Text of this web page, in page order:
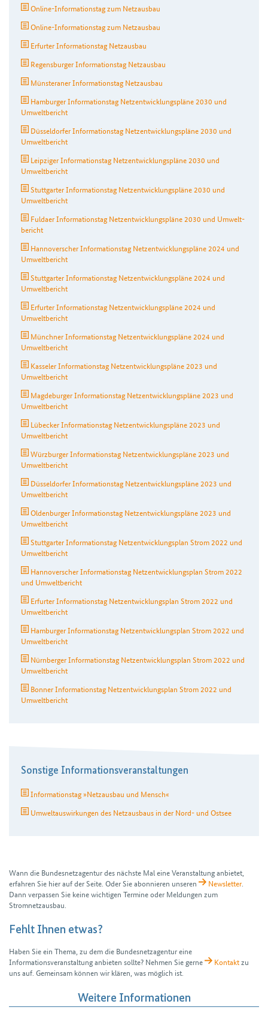
Online-Informationstag zum Netzausbau
Online-Informationstag zum Netzausbau
Erfurter Informationstag Netzausbau
Regensburger Informationstag Netzausbau
Münsteraner Informationstag Netzausbau
Hamburger Informations­tag Netz­entwicklungspläne 2030 und
Umwelt­bericht
Düsseldorfer Informations­tag Netz­entwicklungspläne 2030 und
Umweltbericht
Leipziger Informations­tag Netz­entwicklungspläne 2030 und
Umwelt­bericht
Stuttgarter Informations­tag Netz­entwicklungspläne 2030 und
Umwelt­bericht
Fuldaer Informations­tag Netz­ent­wicklungs­pläne 2030 und Umwelt­
bericht
Hannoverscher Informationstag Netzentwicklungspläne 2024 und
Umweltbericht
Stuttgarter Informationstag Netzentwicklungspläne 2024 und
Umweltbericht
Erfurter Informationstag Netzentwicklungspläne 2024 und
Umweltbericht
Münchner Informationstag Netzentwicklungspläne 2024 und
Umweltbericht
Kasseler Informationstag Netzentwicklungspläne 2023 und
Umweltbericht
Magdeburger Informationstag Netzentwicklungspläne 2023 und
Umweltbericht
Lübecker Informationstag Netzentwicklungspläne 2023 und
Umweltbericht
Würzburger Informationstag Netzentwicklungspläne 2023 und
Umweltbericht
Düsseldorfer Informationstag Netzentwicklungspläne 2023 und
Umweltbericht
Oldenburger Informationstag Netzentwicklungspläne 2023 und
Umweltbericht
Stuttgarter Informationstag Netzentwicklungsplan Strom 2022 und
Umweltbericht
Hannoverscher Informationstag Netzentwicklungsplan Strom 2022
und Umweltbericht
Erfurter Informationstag Netzentwicklungsplan Strom 2022 und
Umweltbericht
Hamburger Informationstag Netzentwicklungsplan Strom 2022 und
Umweltbericht
Nürnberger Informationstag Netzentwicklungsplan Strom 2022 und
Umweltbericht
Bonner Informationstag Netzentwicklungsplan Strom 2022 und
Umweltbericht
Sonstige Informationsveranstaltungen
Informationstag »Netzausbau und Mensch«
Umweltauswirkungen des Netzausbaus in der Nord- und Ostsee
Wann die Bundesnetzagentur des nächste Mal eine Veranstaltung anbietet,
erfahren Sie hier auf der Seite. Oder Sie abonnieren unseren
Newsletter
Dann verpassen Sie keine wichtigen Termine oder Meldungen zum
Stromnetzausbau.
Fehlt Ihnen etwas?
Haben Sie ein Thema, zu dem die Bundesnetzagentur eine
Informationsveranstaltung anbieten sollte? Nehmen Sie gerne
Kontaktzu
uns auf. Gemeinsam können wir klären, was möglich ist.
Weitere Informationen